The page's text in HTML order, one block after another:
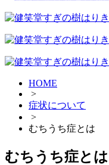
HOME
>
症状について
>
むちうち症とは
むちうち症とは